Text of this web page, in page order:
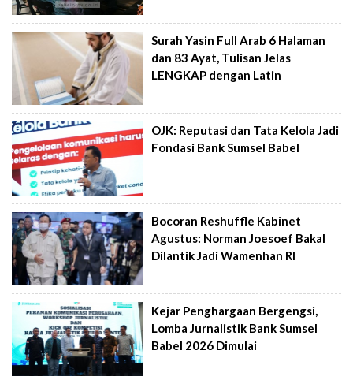
Surah Yasin Full Arab 6 Halaman
dan 83 Ayat, Tulisan Jelas
LENGKAP dengan Latin
OJK: Reputasi dan Tata Kelola Jadi
Fondasi Bank Sumsel Babel
Bocoran Reshuffle Kabinet
Agustus: Norman Joesoef Bakal
Dilantik Jadi Wamenhan RI
Kejar Penghargaan Bergengsi,
Lomba Jurnalistik Bank Sumsel
Babel 2026 Dimulai